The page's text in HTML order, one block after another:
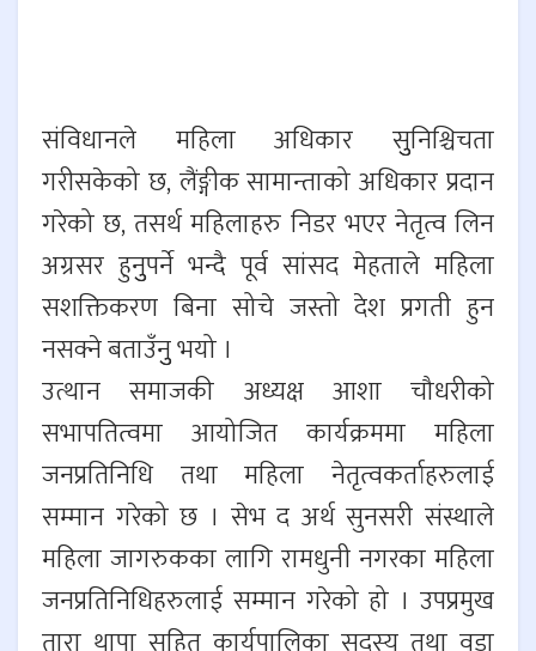
संविधानले महिला अधिकार सुुनिश्चिचता
गरीसकेको छ, लैंङ्गीक सामान्ताको अधिकार प्रदान
गरेको छ, तसर्थ महिलाहरु निडर भएर नेतृत्व लिन
अग्रसर हुनुुपर्ने भन्दै पूर्व सांसद मेहताले महिला
सशक्तिकरण बिना सोचे जस्तो देश प्रगती हुन
नसक्ने बताउँनुु भयो ।
उत्थान समाजकी अध्यक्ष आशा चौधरीको
सभापतित्वमा आयोजित कार्यक्रममा महिला
जनप्रतिनिधि तथा महिला नेतृत्वकर्ताहरुलाई
सम्मान गरेको छ । सेभ द अर्थ सुनसरी संस्थाले
महिला जागरुकका लागि रामधुनी नगरका महिला
जनप्रतिनिधिहरुलाई सम्मान गरेको हो । उपप्रमुख